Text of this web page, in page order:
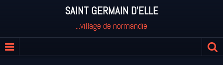
SAINT GERMAIN D'ELLE
...village de normandie